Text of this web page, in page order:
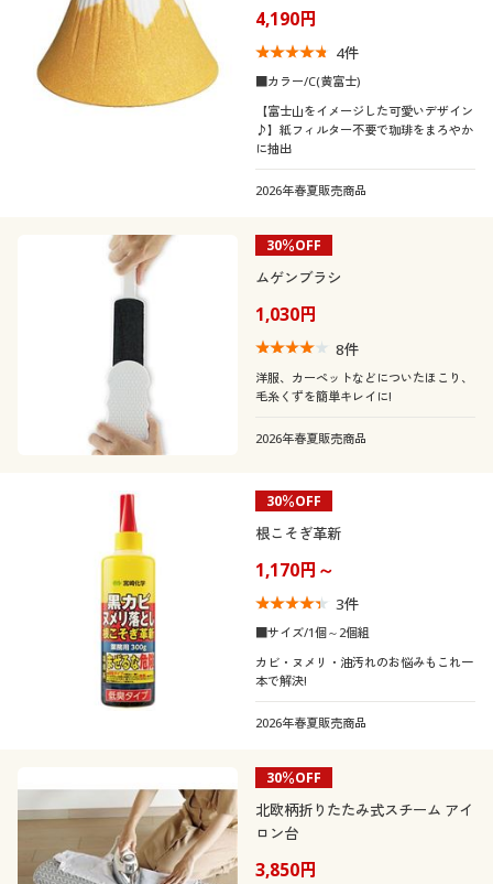
4,190円
4件
■カラー/C(黄富士)
【富士山をイメージした可愛いデザイン
♪】紙フィルター不要で珈琲をまろやか
に抽出
2026年春夏販売商品
30％OFF
ムゲンブラシ
1,030円
8件
洋服、カーペットなどについたほこり、
毛糸くずを簡単キレイに!
2026年春夏販売商品
30％OFF
根こそぎ革新
1,170円～
3件
■サイズ/1個～2個組
カビ・ヌメリ・油汚れのお悩みもこれ一
本で解決!
2026年春夏販売商品
30％OFF
北欧柄折りたたみ式スチーム アイ
ロン台
3,850円